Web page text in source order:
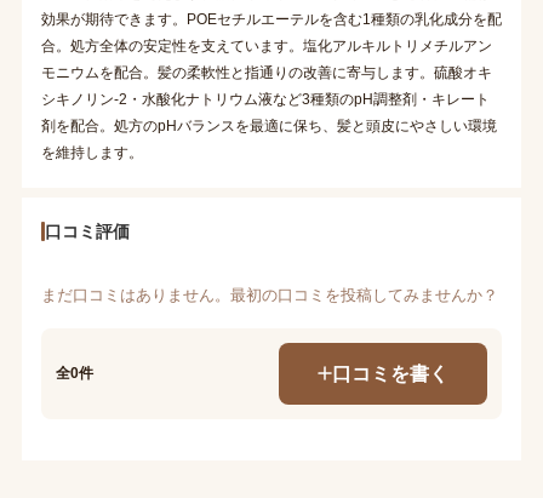
効果が期待できます。POEセチルエーテルを含む1種類の乳化成分を配
合。処方全体の安定性を支えています。塩化アルキルトリメチルアン
モニウムを配合。髪の柔軟性と指通りの改善に寄与します。硫酸オキ
シキノリン-2・水酸化ナトリウム液など3種類のpH調整剤・キレート
剤を配合。処方のpHバランスを最適に保ち、髪と頭皮にやさしい環境
を維持します。
口コミ評価
まだ口コミはありません。最初の口コミを投稿してみませんか？
全0件 口コミを書く